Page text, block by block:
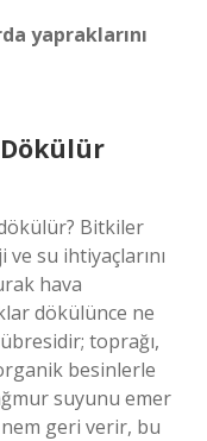
yapraklarını
Dökülür
dökülür? Bitkiler
su ihtiyaçlarını
hava
dökülünce ne
toprağı,
besinlerle
suyunu emer
geri verir, bu